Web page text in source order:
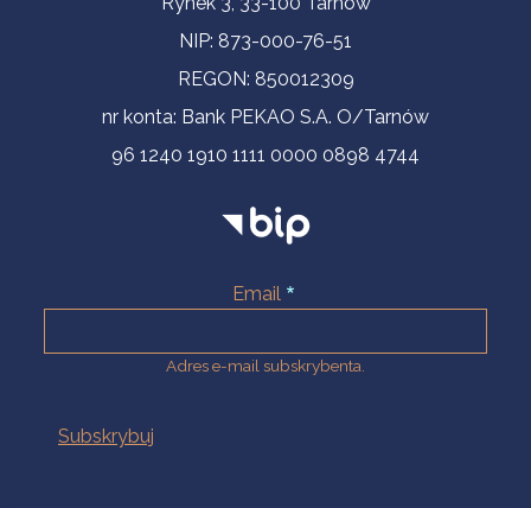
NIP: 873-000-76-51
REGON: 850012309
nr konta: Bank PEKAO S.A. O/Tarnów
96 1240 1910 1111 0000 0898 4744
Email
Adres e-mail subskrybenta.